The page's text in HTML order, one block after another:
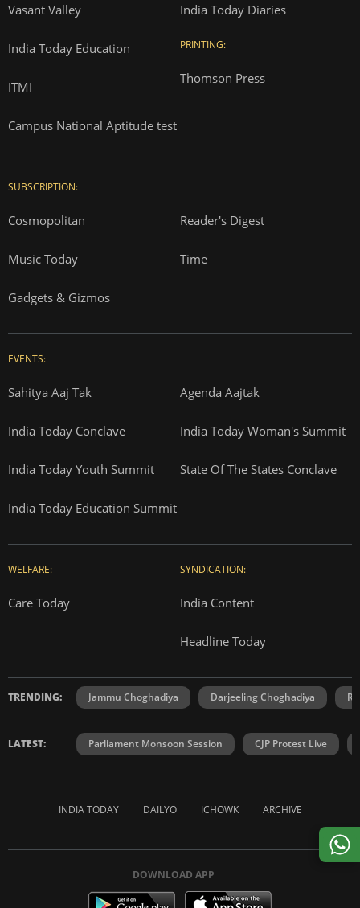
Vasant Valley
India Today Education
ITMI
Campus National Aptitude test
India Today Diaries
PRINTING:
Thomson Press
SUBSCRIPTION:
Cosmopolitan Reader's Digest
Music Today Time
Gadgets & Gizmos
EVENTS:
Sahitya Aaj Tak Agenda Aajtak
India Today Conclave India Today Woman's Summit
India Today Youth Summit State Of The States Conclave
India Today Education Summit
WELFARE:
Care Today
SYNDICATION:
India Content
Headline Today
TRENDING: Jammu Choghadiya Darjeeling Choghadiya
LATEST: Parliament Monsoon Session CJP Protest Live
INDIA TODAY DAILYO ICHOWK ARCHIVE
DOWNLOAD APP